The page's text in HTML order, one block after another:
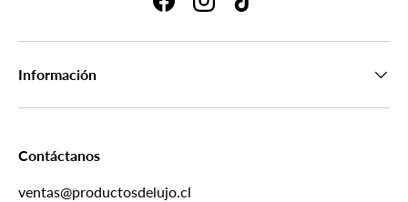
FacebookInstagramTikTok
Información
Contáctanos
ventas@productosdelujo.cl